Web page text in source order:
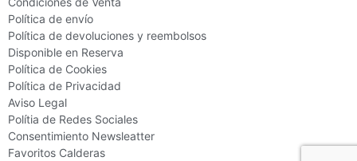
Política de envío
Política de devoluciones y reembolsos
Disponible en Reserva
Política de Cookies
Política de Privacidad
Aviso Legal
Polítia de Redes Sociales
Consentimiento Newsleatter
Favoritos Calderas